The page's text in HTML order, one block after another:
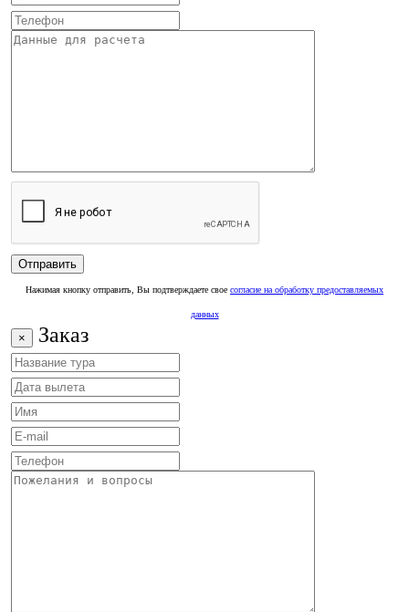
Нажимая кнопку отправить, Вы подтверждаете свое согласие на обработку предоставляемых
данных
× Заказ